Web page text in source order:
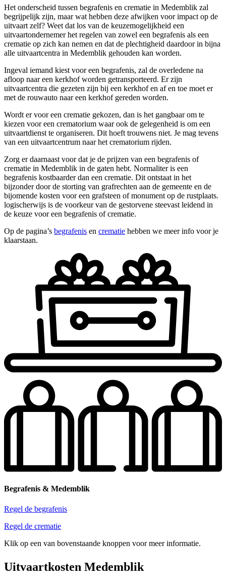
Het onderscheid tussen begrafenis en crematie in Medemblik zal
begrijpelijk zijn, maar wat hebben deze afwijken voor impact op de
uitvaart zelf? Weet dat los van de keuzemogelijkheid een
uitvaartondernemer het regelen van zowel een begrafenis als een
crematie op zich kan nemen en dat de plechtigheid daardoor in bijna
alle uitvaartcentra in Medemblik gehouden kan worden.
Ingeval iemand kiest voor een begrafenis, zal de overledene na
afloop naar een kerkhof worden getransporteerd. Er zijn
uitvaartcentra die gezeten zijn bij een kerkhof en af en toe moet er
met de rouwauto naar een kerkhof gereden worden.
Wordt er voor een crematie gekozen, dan is het gangbaar om te
kiezen voor een crematorium waar ook de gelegenheid is om een
uitvaartdienst te organiseren. Dit hoeft trouwens niet. Je mag tevens
van een uitvaartcentrum naar het crematorium rijden.
Zorg er daarnaast voor dat je de prijzen van een begrafenis of
crematie in Medemblik in de gaten hebt. Normaliter is een
begrafenis kostbaarder dan een crematie. Dit ontstaat in het
bijzonder door de storting van grafrechten aan de gemeente en de
bijomende kosten voor een grafsteen of monument op de rustplaats.
logischerwijs is de voorkeur van de gestorvene steevast leidend in
de keuze voor een begrafenis of crematie.
Op de pagina’s begrafenis en crematie hebben we meer info voor je
klaarstaan.
Begrafenis & Medemblik
Regel de begrafenis
Regel de crematie
Klik op een van bovenstaande knoppen voor meer informatie.
Uitvaartkosten Medemblik